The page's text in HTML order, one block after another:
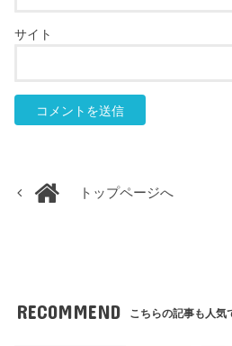
サイト
トップページへ
RECOMMEND こちらの記事も人気